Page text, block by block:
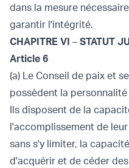
dans la mesure
garantir l'intégrité.
CHAPITRE VI – STATUT
Article 6
(a) Le Conseil de paix et
possèdent la
Ils disposent de la
l'accomplissement de
sans s'y limiter, la
d'acquérir et de céder